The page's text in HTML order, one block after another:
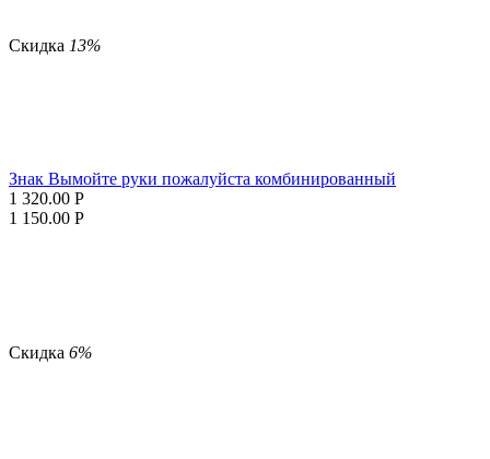
Скидка 13%
Знак Вымойте руки пожалуйста комбинированный
1 320.00 Р
1 150.00 Р
Скидка 6%